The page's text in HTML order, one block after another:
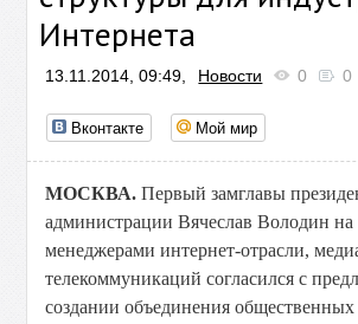
Интернета
13.11.2014, 09:49, Новости 0 0
Вконтакте Мой мир
МОСКВА. Первый замглавы
администрации Вячеслав Володин на
менеджерами интернет-отрасли,
телекоммуникаций согласился с
создании объединения общественных